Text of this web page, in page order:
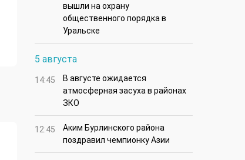
вышли на охрану
общественного порядка в
Уральске
5 августа
14:45
В августе ожидается
атмосферная засуха в районах
ЗКО
12:45
Аким Бурлинского района
поздравил чемпионку Азии